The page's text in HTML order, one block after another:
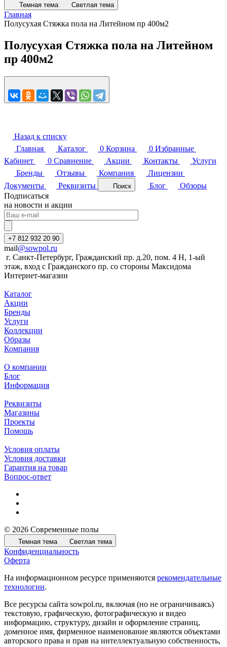
Темная тема Светлая тема
Главная
Полусухая Стяжка пола на Литейном пр 400м2
Полусухая Стяжка пола на Литейном
пр 400м2
Назад к списку
Главная
Каталог 0 Корзина 0 Избранные
Кабинет
0 Сравнение Акции Контакты
Услуги
Бренды
Отзывы Компания
Лицензии
Документы
Реквизиты Поиск Блог
Обзоры
Подписаться
на новости и акции
+7 812 932 20 90
mail@sowpol.ru
г. Санкт-Петербург, Гражданский пр. д.20, пом. 4 Н, 1-ый
этаж, вход с Гражданского пр. со стороны Максидома
Интернет-магазин
Каталог
Акции
Бренды
Услуги
Коллекции
Образы
Компания
О компании
Блог
Информация
Реквизиты
Магазины
Проекты
Помощь
Условия оплаты
Условия доставки
Гарантия на товар
Вопрос-ответ
© 2026 Современные полы
Темная тема Светлая тема
Конфиденциальность
Оферта
На информационном ресурсе применяются рекомендательные
технологии.
Все ресурсы сайта sowpol.ru, включая (но не ограничиваясь)
текстовую, графическую, фотографическую и видео
информацию, структуру, дизайн и оформление страниц,
доменное имя, фирменное наименование являются объектами
авторского права и прав на интеллектуальную собственность,